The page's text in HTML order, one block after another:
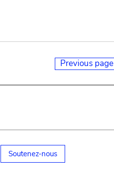
Previous page
Soutenez-nous